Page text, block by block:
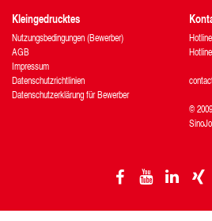
Kleingedrucktes
Nutzungsbedingungen (Bewerber)
AGB
Impressum
Datenschutzrichtlinien
Datenschutzerklärung für Bewerber
©